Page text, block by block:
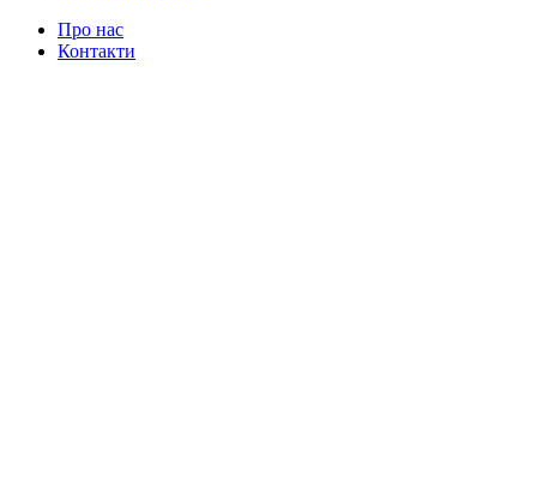
Про нас
Контакти